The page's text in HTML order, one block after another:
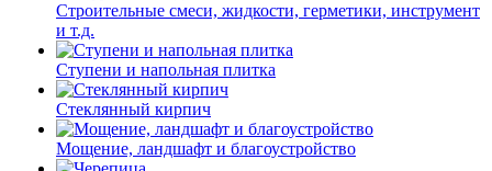
Строительные смеси, жидкости, герметики, инструмент
и т.д.
Ступени и напольная плитка
Cтеклянный кирпич
Мощение, ландшафт и благоустройство